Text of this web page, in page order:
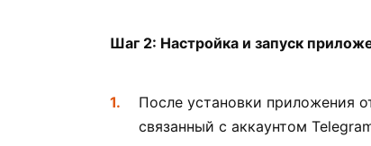
Шаг 2: Настройка и запуск
После установки приложения
связанный с аккаунтом